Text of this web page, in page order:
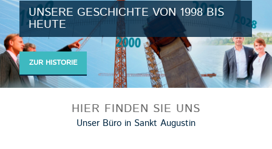
UNSERE GESCHICHTE VON 1998 BIS
HEUTE
ZUR HISTORIE
HIER FINDEN SIE UNS
Unser Büro in Sankt Augustin